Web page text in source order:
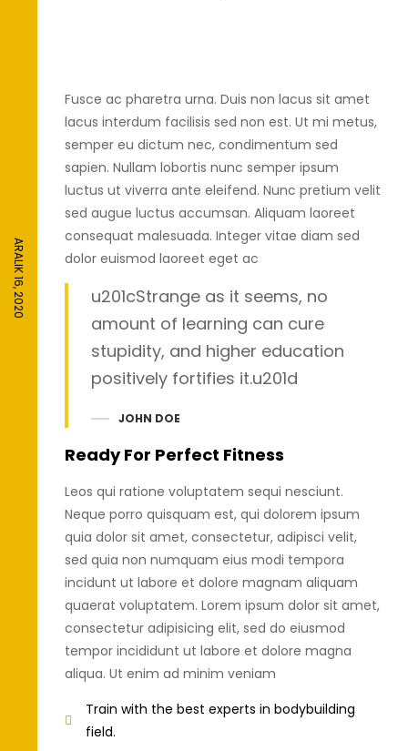
ARALIK 16, 2020
Fusce ac pharetra urna. Duis non lacus sit amet
lacus interdum facilisis sed non est. Ut mi metus,
semper eu dictum nec, condimentum sed
sapien. Nullam lobortis nunc semper ipsum
luctus ut viverra ante eleifend. Nunc pretium velit
sed augue luctus accumsan. Aliquam laoreet
consequat malesuada. Integer vitae diam sed
dolor euismod laoreet eget ac
u201cStrange as it seems, no
amount of learning can cure
stupidity, and higher education
positively fortifies it.u201d
JOHN DOE
Ready For Perfect Fitness
Leos qui ratione voluptatem sequi nesciunt.
Neque porro quisquam est, qui dolorem ipsum
quia dolor sit amet, consectetur, adipisci velit,
sed quia non numquam eius modi tempora
incidunt ut labore et dolore magnam aliquam
quaerat voluptatem. Lorem ipsum dolor sit amet,
consectetur adipisicing elit, sed do eiusmod
tempor incididunt ut labore et dolore magna
aliqua. Ut enim ad minim veniam
Train with the best experts in bodybuilding
field.